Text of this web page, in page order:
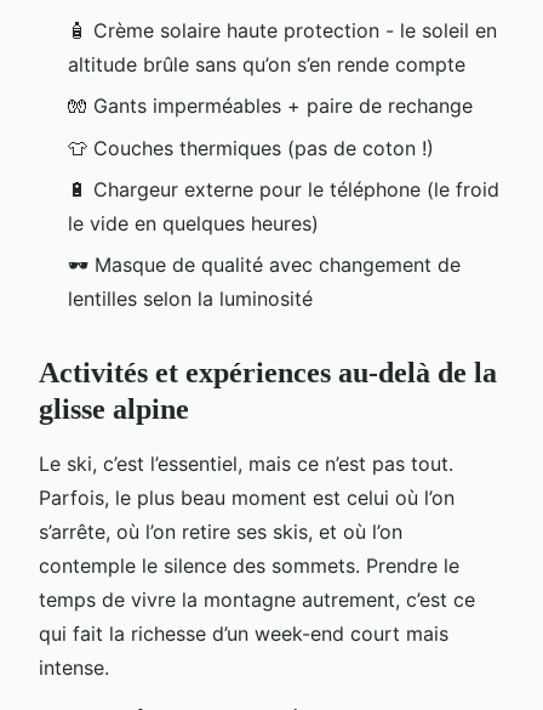
🧴 Crème solaire haute protection - le soleil en
altitude brûle sans qu’on s’en rende compte
🧤 Gants imperméables + paire de rechange
👕 Couches thermiques (pas de coton !)
🔋 Chargeur externe pour le téléphone (le froid
le vide en quelques heures)
🕶️ Masque de qualité avec changement de
lentilles selon la luminosité
Activités et expériences au-delà de la
glisse alpine
Le ski, c’est l’essentiel, mais ce n’est pas tout.
Parfois, le plus beau moment est celui où l’on
s’arrête, où l’on retire ses skis, et où l’on
contemple le silence des sommets. Prendre le
temps de vivre la montagne autrement, c’est ce
qui fait la richesse d’un week-end court mais
intense.